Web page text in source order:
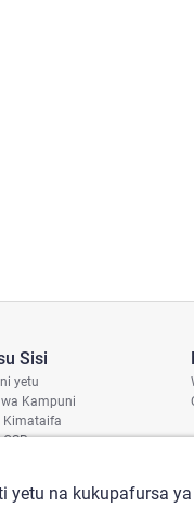
Sisi
yetu
Kampuni
Kimataifa
na kukupafursa